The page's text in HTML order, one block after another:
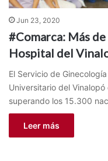
Jun 23, 2020
#Comarca: Más
Hospital del
El Servicio de
Universitario del
superando los 15.300
Leer más